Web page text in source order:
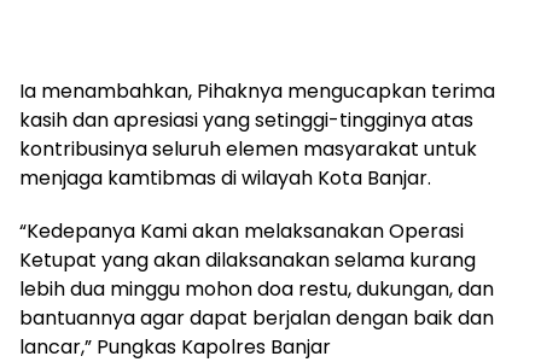
Ia menambahkan, Pihaknya mengucapkan terima
kasih dan apresiasi yang setinggi-tingginya atas
kontribusinya seluruh elemen masyarakat untuk
menjaga kamtibmas di wilayah Kota Banjar.
“Kedepanya Kami akan melaksanakan Operasi
Ketupat yang akan dilaksanakan selama kurang
lebih dua minggu mohon doa restu, dukungan, dan
bantuannya agar dapat berjalan dengan baik dan
lancar,” Pungkas Kapolres Banjar